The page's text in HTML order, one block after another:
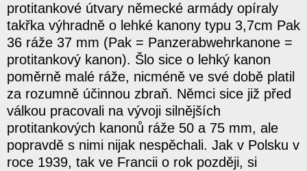
protitankové útvary německé armády opíraly
takřka výhradně o lehké kanony typu 3,7cm Pak
36 ráže 37 mm (Pak = Panzerabwehrkanone =
protitankový kanon). Šlo sice o lehký kanon
poměrně malé ráže, nicméně ve své době platil
za rozumně účinnou zbraň. Němci sice již před
válkou pracovali na vývoji silnějších
protitankových kanonů ráže 50 a 75 mm, ale
popravdě s nimi nijak nespěchali. Jak v Polsku v
roce 1939, tak ve Francii o rok později, si